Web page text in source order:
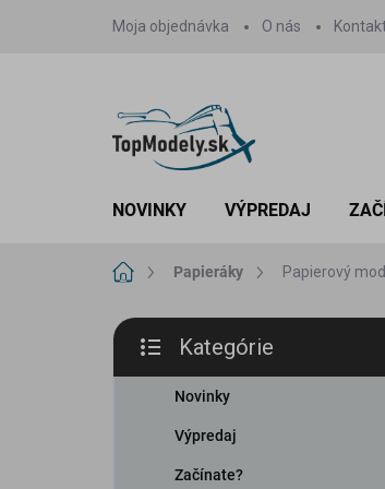
Moja objednávka O nás
NOVINKY VÝPREDAJ
DomovPapieráky Papierový
B
č
kategórie
Kategórie
Novinky
Výpredaj
Začínate?